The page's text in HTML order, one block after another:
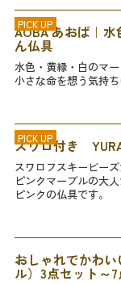
PICK UP
AOBA あおば｜
ん仏具
水色・黄緑・白のマ
小さな命を想う気持
PICK UP
スワロ付き
スワロフスキービー
ピンクマーブルの大
ピンクの仏具です。
おしゃれでかわ
ル）3点セット～7